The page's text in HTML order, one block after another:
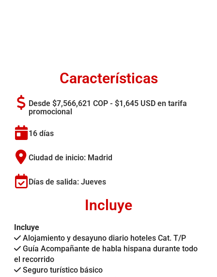
Características
Desde $7,566,621 COP - $1,645 USD en tarifa
promocional
16 días
Ciudad de inicio: Madrid
Días de salida: Jueves
Incluye
Incluye
Alojamiento y desayuno diario hoteles Cat. T/P
Guía Acompañante de habla hispana durante todo
el recorrido
Seguro turístico básico